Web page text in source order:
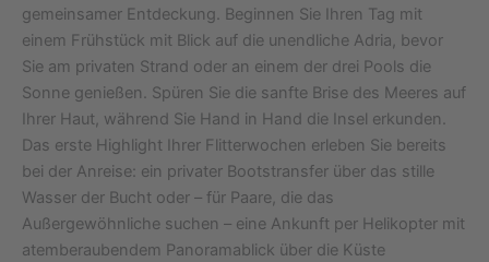
gemeinsamer Entdeckung. Beginnen Sie Ihren Tag mit
einem Frühstück mit Blick auf die unendliche Adria, bevor
Sie am privaten Strand oder an einem der drei Pools die
Sonne genießen. Spüren Sie die sanfte Brise des Meeres auf
Ihrer Haut, während Sie Hand in Hand die Insel erkunden.
Das erste Highlight Ihrer Flitterwochen erleben Sie bereits
bei der Anreise: ein privater Bootstransfer über das stille
Wasser der Bucht oder – für Paare, die das
Außergewöhnliche suchen – eine Ankunft per Helikopter mit
atemberaubendem Panoramablick über die Küste